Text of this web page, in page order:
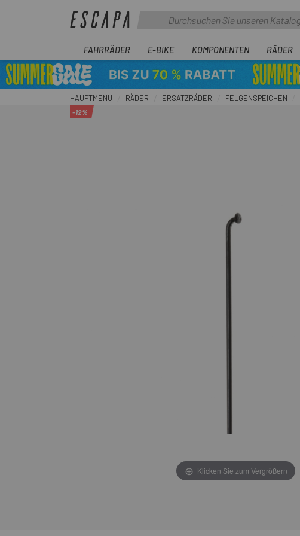
FAHRRÄDER E-BIKE KOMPONENTEN RÄDER
HAUPTMENU RÄDER ERSATZRÄDER FELGENSPEICHEN
-12%
Klicken Sie zum Vergrößern